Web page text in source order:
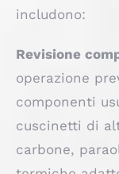
includono:
Revisione
operazione
componenti
cuscinetti di
carbone,